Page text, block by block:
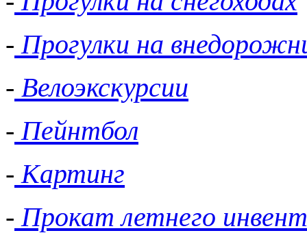
- Прогулки на
- Велоэкскурсии
- Пейнтбол
- Картинг
- Прокат летнего